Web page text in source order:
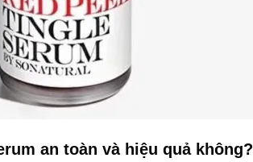
an toàn và hiệu quả không?